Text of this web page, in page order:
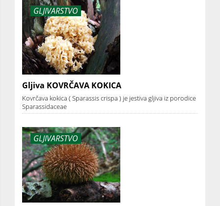
GLJIVARSTVO
Gljiva KOVRČAVA KOKICA
Kovrčava kokica ( Sparassis crispa ) je jestiva gljiva iz porodice
Sparassidaceae
GLJIVARSTVO